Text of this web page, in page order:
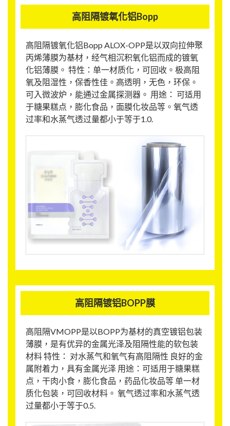
高阻隔镀氧化铝Bopp
高阻隔镀氧化铝Bopp ALOX-OPP是以双向拉伸聚
丙烯薄膜为基材，经气相沉积氧化铝而成的镀氧
化铝薄膜。 特性：单一材质化，可回收。极高阻
氧及阻湿性，保香性佳。高透明，无色，环保。
可入微波炉，能通过金属探测器。 用途： 可适用
于糖果糕点，膨化食品，面膜化妆品等。氧气透
过率和水蒸气透过量都小于等于1.0.
高阻隔镀铝BOPP膜
高阻隔VMOPP是以BOPP为基材的真空镀铝包装
薄膜，是有优异的金属光泽及阻隔性能的软包装
材料 特性： 对水蒸气和氧气有高阻隔性 良好的金
属附着力，具有金属光泽 用途：可适用于糖果糕
点，干肉小食，膨化食品，药品化妆品等 单一材
质化包装，可回收材料。 氧气透过率和水蒸气透
过量都小于等于0.5.